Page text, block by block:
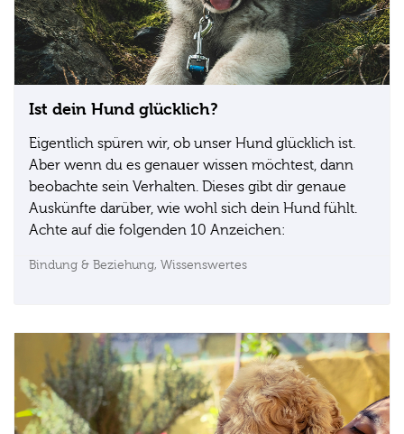
Ist dein Hund glücklich?
Eigentlich spüren wir, ob unser Hund glücklich ist.
Aber wenn du es genauer wissen möchtest, dann
beobachte sein Verhalten. Dieses gibt dir genaue
Auskünfte darüber, wie wohl sich dein Hund fühlt.
Achte auf die folgenden 10 Anzeichen:
Bindung & Beziehung, Wissenswertes